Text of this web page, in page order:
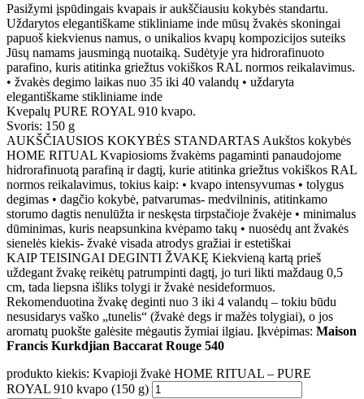
Pasižymi įspūdingais kvapais ir aukščiausiu kokybės standartu.
Uždarytos elegantiškame stikliniame inde mūsų žvakės skoningai
papuoš kiekvienus namus, o unikalios kvapų kompozicijos suteiks
Jūsų namams jausmingą nuotaiką. Sudėtyje yra hidrorafinuoto
parafino, kuris atitinka griežtus vokiškos RAL normos reikalavimus.
• žvakės degimo laikas nuo 35 iki 40 valandų • uždaryta
elegantiškame stikliniame inde
Kvepalų PURE ROYAL 910 kvapo.
Svoris: 150 g
AUKŠČIAUSIOS KOKYBĖS STANDARTAS Aukštos kokybės
HOME RITUAL Kvapiosioms žvakėms pagaminti panaudojome
hidrorafinuotą parafiną ir dagtį, kurie atitinka griežtus vokiškos RAL
normos reikalavimus, tokius kaip: • kvapo intensyvumas • tolygus
degimas • dagčio kokybė, patvarumas- medvilninis, atitinkamo
storumo dagtis nenulūžta ir neskęsta tirpstačioje žvakėje • minimalus
dūminimas, kuris neapsunkina kvėpamo takų • nuosėdų ant žvakės
sienelės kiekis- žvakė visada atrodys gražiai ir estetiškai
KAIP TEISINGAI DEGINTI ŽVAKĘ Kiekvieną kartą prieš
uždegant žvakę reikėtų patrumpinti dagtį, jo turi likti maždaug 0,5
cm, tada liepsna išliks tolygi ir žvakė nesideformuos.
Rekomenduotina žvakę deginti nuo 3 iki 4 valandų – tokiu būdu
nesusidarys vaško „tunelis“ (žvakė degs ir mažės tolygiai), o jos
aromatų puokšte galėsite mėgautis žymiai ilgiau. Įkvėpimas: Maison
Francis Kurkdjian Baccarat Rouge 540
produkto kiekis: Kvapioji žvakė HOME RITUAL – PURE
ROYAL 910 kvapo (150 g)